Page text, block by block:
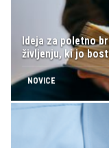
Ideja za poletno
življenju, ki jo
NOVICE